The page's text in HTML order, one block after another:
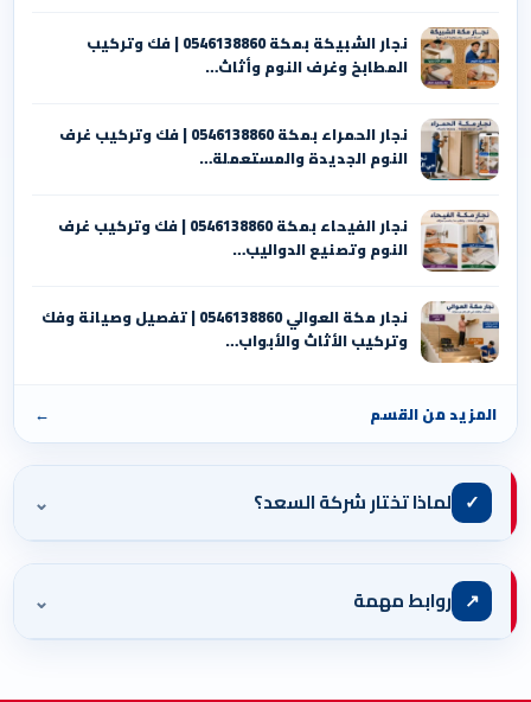
نجار الشبيكة بمكة 0546138860⁩ | فك وتركيب
المطابخ وغرف النوم وأثاث…
نجار الحمراء بمكة 0546138860⁩ | فك وتركيب غرف
النوم الجديدة والمستعملة…
نجار الفيحاء بمكة 0546138860⁩ | فك وتركيب غرف
النوم وتصنيع الدواليب…
نجار مكة العوالي 0546138860⁩ | تفصيل وصيانة وفك
وتركيب الأثاث والأبواب…
المزيد من القسم ←
✓ لماذا تختار شركة السعد؟ ⌄
↗ روابط مهمة ⌄